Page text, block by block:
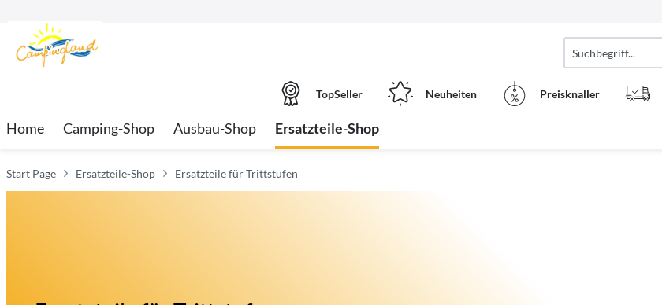
TopSeller Neuheiten Preisknaller
Home Camping-Shop Ausbau-Shop Ersatzteile-Shop
Start Page Ersatzteile-Shop Ersatzteile für Trittstufen